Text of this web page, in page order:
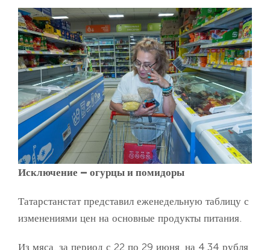
Исключение – огурцы и помидоры
Татарстанстат представил еженедельную таблицу с
изменениями цен на основные продукты питания.
Из мяса, за период с 22 по 29 июня, на 4,34 рубля